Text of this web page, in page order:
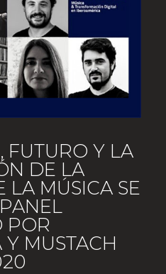
FUTURO Y LA
DE LA
LA MÚSICA SE
POR
MUSTACH